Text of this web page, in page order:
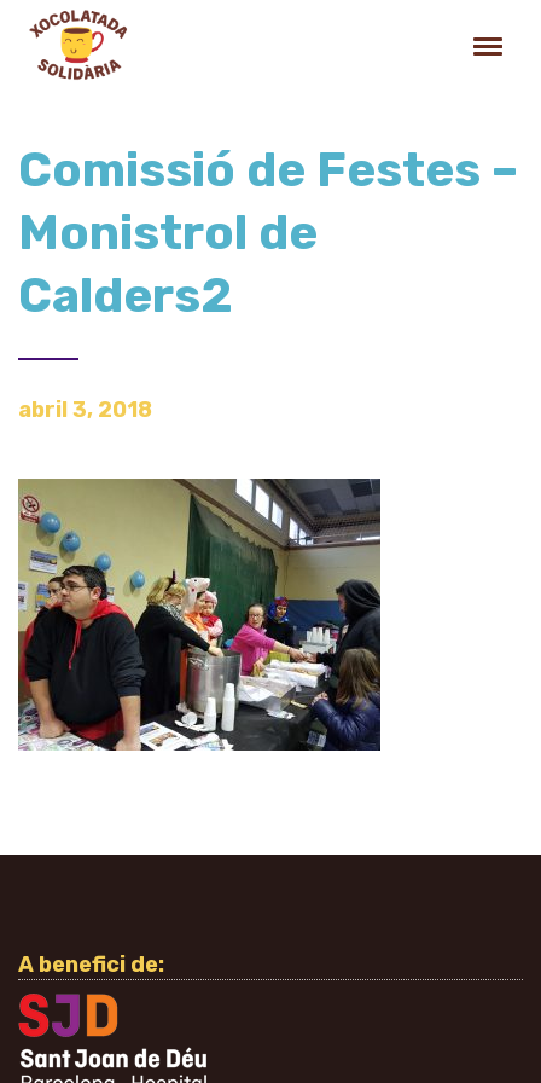
Comissió de Festes –
Monistrol de
Calders2
abril 3, 2018
A benefici de: